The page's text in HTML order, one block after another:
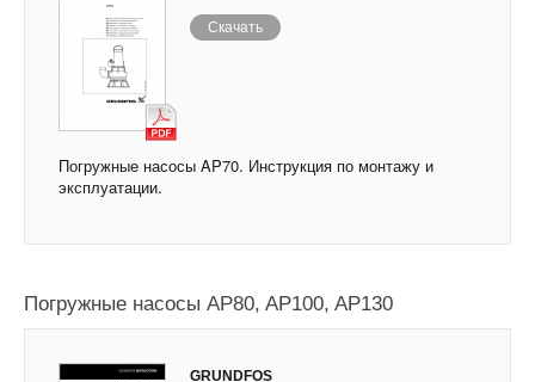
Скачать
Погружные насосы AP70. Инструкция по монтажу и
эксплуатации.
Погружные насосы AP80, AP100, AP130
GRUNDFOS